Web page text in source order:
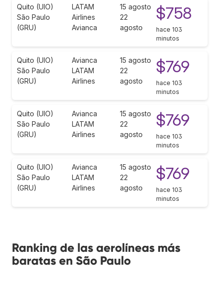
Quito (UIO)
São Paulo
(GRU)
LATAM
Airlines
Avianca
15 agosto
22
agosto
$758
hace 103
minutos
Quito (UIO)
São Paulo
(GRU)
Avianca
LATAM
Airlines
15 agosto
22
agosto
$769
hace 103
minutos
Quito (UIO)
São Paulo
(GRU)
Avianca
LATAM
Airlines
15 agosto
22
agosto
$769
hace 103
minutos
Quito (UIO)
São Paulo
(GRU)
Avianca
LATAM
Airlines
15 agosto
22
agosto
$769
hace 103
minutos
Ranking de las aerolíneas más
baratas en São Paulo